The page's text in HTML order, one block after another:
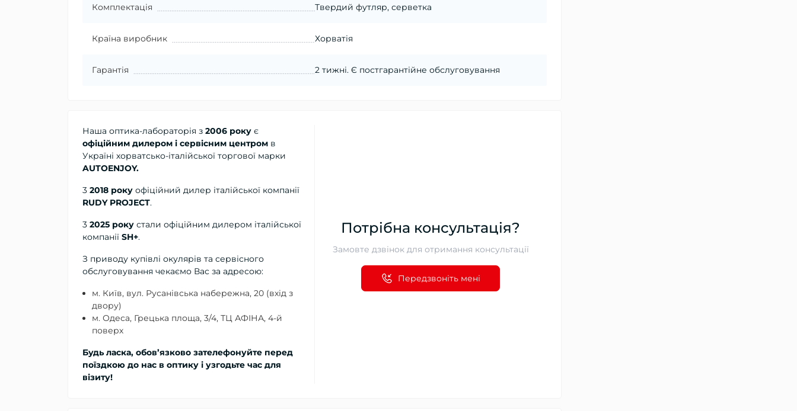
Комплектація Твердий футляр, серветка
Країна виробник Хорватія
Гарантія 2 тижні. Є постгарантійне обслуговування
Наша оптика-лабораторія з 2006 року є
офіційним дилером і сервісним центром в
Україні хорватсько-італійської торгової марки
AUTOENJOY.
3 2018 року офіційний дилер італійської компанії
RUDY PROJECT.
3 2025 року стали офіційним дилером італійської
компанії SH+.
З приводу купівлі окулярів та сервісного
обслуговування чекаємо Вас за адресою:
м. Київ, вул. Русанівська набережна, 20 (вхід з
двору)
м. Одеса, Грецька площа, 3/4, ТЦ АФІНА, 4-й
поверх
Будь ласка, обов’язково зателефонуйте перед
поїздкою до нас в оптику і узгодьте час для
візиту!
Потрібна консультація?
Замовте дзвінок для отримання консультації
Передзвоніть мені